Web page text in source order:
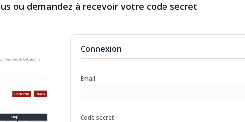
ou demandez à recevoir votre code secret
Connexion
Email
Code secret